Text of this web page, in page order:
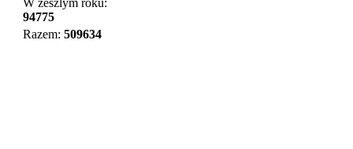
W zeszlym roku:
94775
Razem: 509634